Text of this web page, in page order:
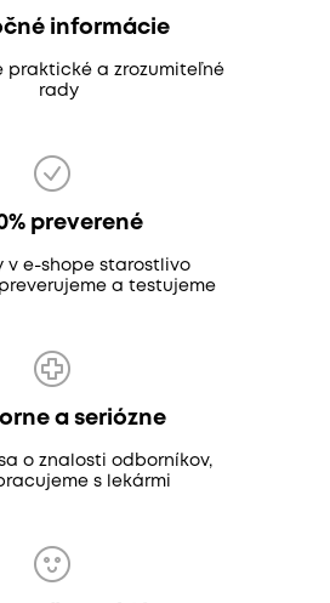
informácie
praktické a zrozumiteľné
rady
preverené
v e-shope starostlivo
a testujeme
a seriózne
o znalosti odborníkov,
s lekármi